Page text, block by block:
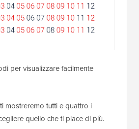
per visualizzare facilmente
mostreremo tutti e quattro i
quello che ti piace di più.